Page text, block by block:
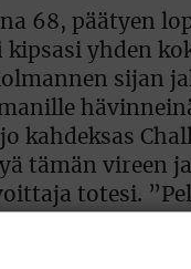
68, päätyen
kipsasi yhden
sijan
kahdeksas
tämän vireen
totesi.
ei
taaksepäin,